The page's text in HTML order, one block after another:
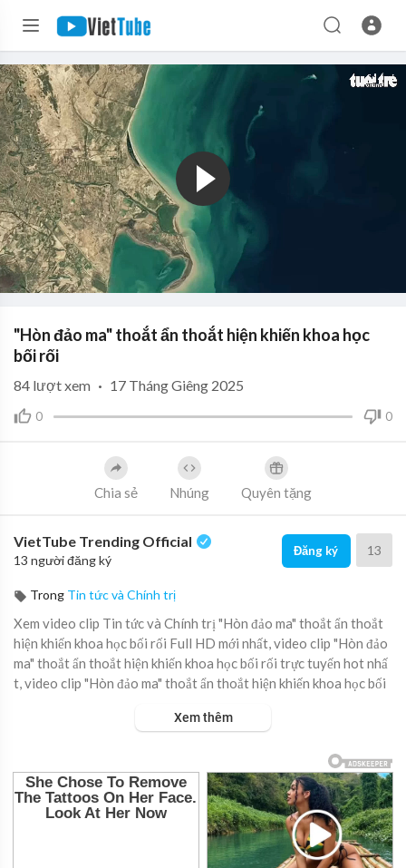
"Hòn đảo ma" thoắt ẩn thoắt hiện khiến khoa học
bối rối
0 0
84 lượt xem · 17 Tháng Giêng 2025
Chia sẻ Nhúng Quyên tặng
VietTube Trending Official
13 người đăng ký
Đăng ký 13
Trong Tin tức và Chính trị
Xem video clip Tin tức và Chính trị "Hòn đảo ma" thoắt ẩn thoắt
hiện khiến khoa học bối rối Full HD mới nhất, video clip "Hòn đảo
ma" thoắt ẩn thoắt hiện khiến khoa học bối rối trực tuyến hot nhấ
t, video clip "Hòn đảo ma" thoắt ẩn thoắt hiện khiến khoa học bối
Xem thêm